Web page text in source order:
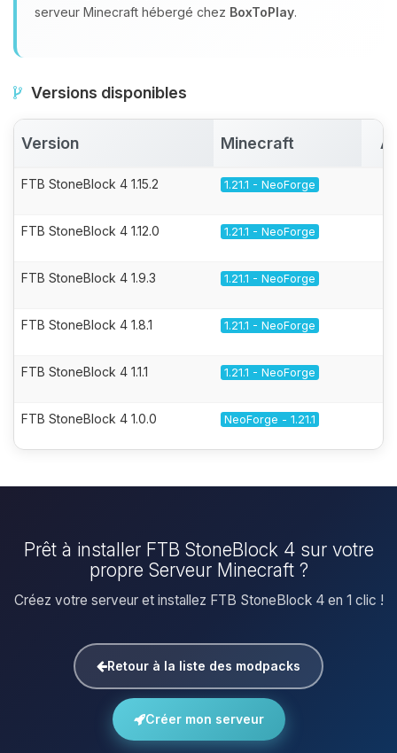
serveur Minecraft hébergé chez BoxToPlay.
Versions disponibles
Version Minecraft
FTB StoneBlock 4 1.15.2 1.21.1 - NeoForge
FTB StoneBlock 4 1.12.0 1.21.1 - NeoForge
FTB StoneBlock 4 1.9.3 1.21.1 - NeoForge
FTB StoneBlock 4 1.8.1 1.21.1 - NeoForge
FTB StoneBlock 4 1.1.1 1.21.1 - NeoForge
FTB StoneBlock 4 1.0.0 NeoForge - 1.21.1
Prêt à installer FTB StoneBlock 4 sur votre
propre Serveur Minecraft ?
Créez votre serveur et installez FTB StoneBlock 4 en 1 clic !
Retour à la liste des modpacks
Créer mon serveur